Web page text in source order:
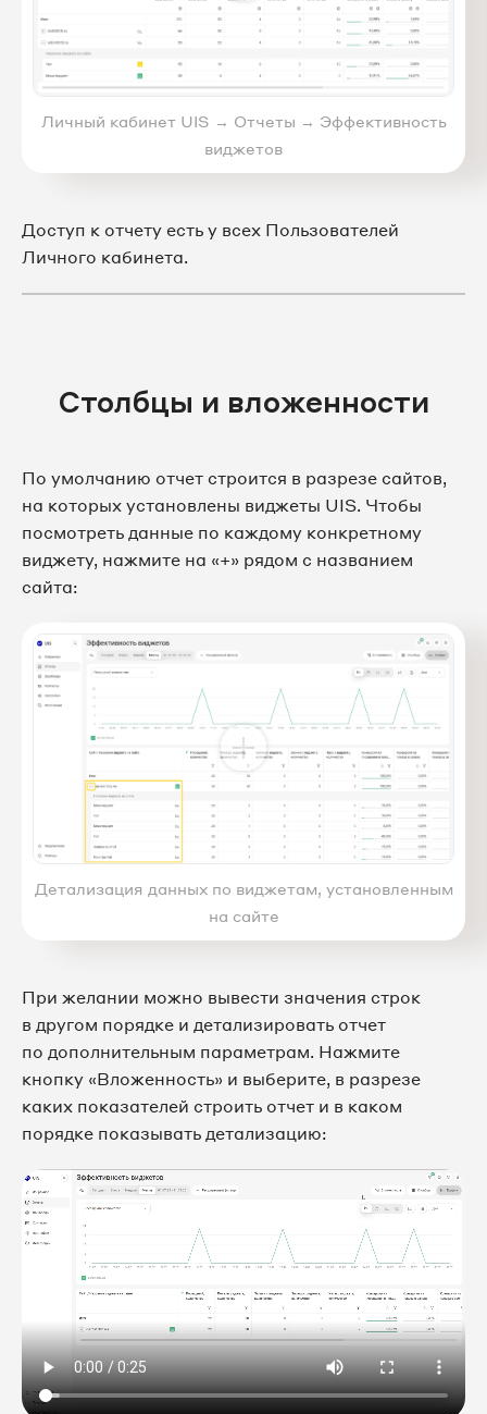
Личный кабинет UIS → Отчеты → Эффективность
виджетов
Доступ к отчету есть у всех Пользователей
Личного кабинета.
Столбцы и вложенности
По умолчанию отчет строится в разрезе сайтов,
на которых установлены виджеты UIS. Чтобы
посмотреть данные по каждому конкретному
виджету, нажмите на «+» рядом с названием
сайта:
Детализация данных по виджетам, установленным
на сайте
При желании можно вывести значения строк
в другом порядке и детализировать отчет
по дополнительным параметрам. Нажмите
кнопку «Вложенность» и выберите, в разрезе
каких показателей строить отчет и в каком
порядке показывать детализацию: